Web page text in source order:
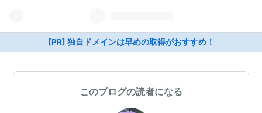
[PR] 独自ドメインは早めの取得がおすすめ！
このブログの読者になる